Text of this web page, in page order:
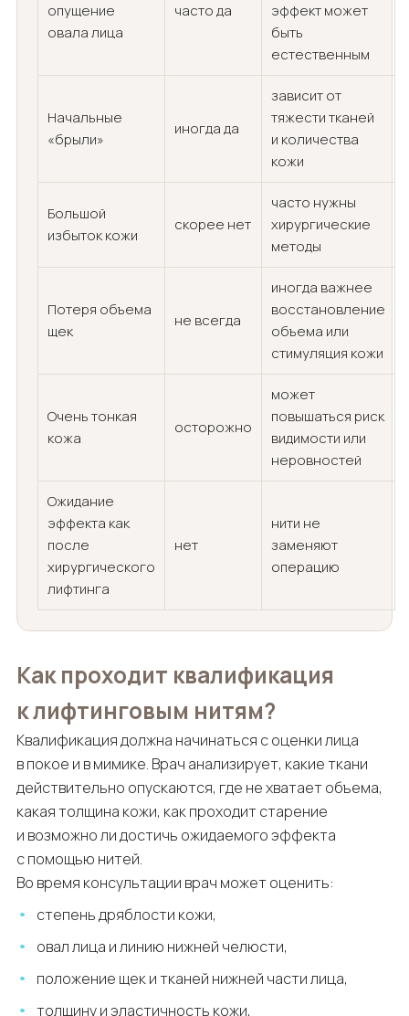
опущение
овала лица
часто да
эффект может
быть
естественным
Начальные
«брыли»
иногда да
зависит от
тяжести тканей
и количества
кожи
Большой
избыток кожи
скорее нет
часто нужны
хирургические
методы
Потеря объема
щек
не всегда
иногда важнее
восстановление
объема или
стимуляция кожи
Очень тонкая
кожа
осторожно
может
повышаться риск
видимости или
неровностей
Ожидание
эффекта как
после
хирургического
лифтинга
нет
нити не
заменяют
операцию
Как проходит квалификация
к лифтинговым нитям?
Квалификация должна начинаться с оценки лица
в покое и в мимике. Врач анализирует, какие ткани
действительно опускаются, где не хватает объема,
какая толщина кожи, как проходит старение
и возможно ли достичь ожидаемого эффекта
с помощью нитей.
Во время консультации врач может оценить:
степень дряблости кожи,
овал лица и линию нижней челюсти,
положение щек и тканей нижней части лица,
толщину и эластичность кожи,